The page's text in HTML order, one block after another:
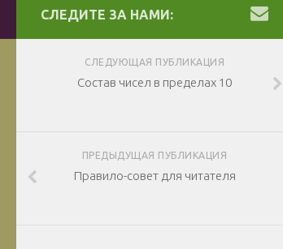
СЛЕДИТЕ ЗА НАМИ:
СЛЕДУЮЩАЯ ПУБЛИКАЦИЯ
Состав чисел в пределах 10
ПРЕДЫДУЩАЯ ПУБЛИКАЦИЯ
Правило-совет для читателя